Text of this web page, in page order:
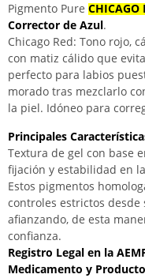
Pigmento Pure CHICAGO
Corrector de Azul.
Chicago Red: Tono rojo,
con matiz cálido que
perfecto para labios
morado tras mezclarlo
la piel. Idóneo para
Principales
Textura de gel con base
fijación y estabilidad en
Estos pigmentos
controles estrictos
afianzando, de esta
confianza.
Registro Legal en la
Medicamento y